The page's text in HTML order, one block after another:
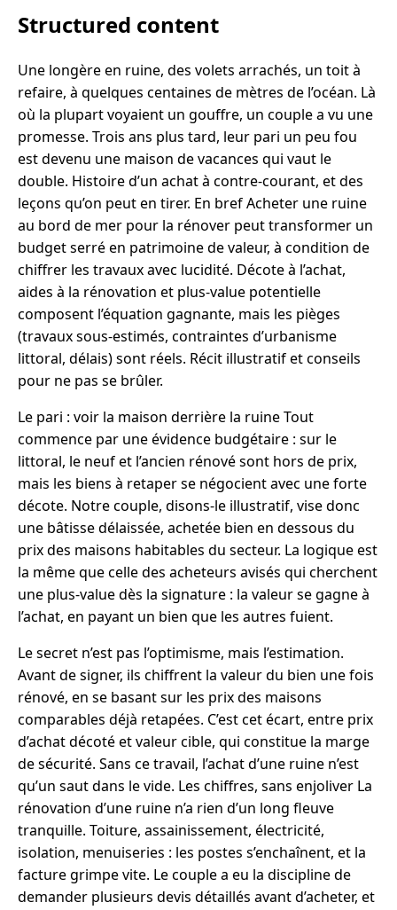
Structured content
Une longère en ruine, des volets arrachés, un toit à
refaire, à quelques centaines de mètres de l’océan. Là
où la plupart voyaient un gouffre, un couple a vu une
promesse. Trois ans plus tard, leur pari un peu fou
est devenu une maison de vacances qui vaut le
double. Histoire d’un achat à contre-courant, et des
leçons qu’on peut en tirer. En bref Acheter une ruine
au bord de mer pour la rénover peut transformer un
budget serré en patrimoine de valeur, à condition de
chiffrer les travaux avec lucidité. Décote à l’achat,
aides à la rénovation et plus-value potentielle
composent l’équation gagnante, mais les pièges
(travaux sous-estimés, contraintes d’urbanisme
littoral, délais) sont réels. Récit illustratif et conseils
pour ne pas se brûler.
Le pari : voir la maison derrière la ruine Tout
commence par une évidence budgétaire : sur le
littoral, le neuf et l’ancien rénové sont hors de prix,
mais les biens à retaper se négocient avec une forte
décote. Notre couple, disons-le illustratif, vise donc
une bâtisse délaissée, achetée bien en dessous du
prix des maisons habitables du secteur. La logique est
la même que celle des acheteurs avisés qui cherchent
une plus-value dès la signature : la valeur se gagne à
l’achat, en payant un bien que les autres fuient.
Le secret n’est pas l’optimisme, mais l’estimation.
Avant de signer, ils chiffrent la valeur du bien une fois
rénové, en se basant sur les prix des maisons
comparables déjà retapées. C’est cet écart, entre prix
d’achat décoté et valeur cible, qui constitue la marge
de sécurité. Sans ce travail, l’achat d’une ruine n’est
qu’un saut dans le vide. Les chiffres, sans enjoliver La
rénovation d’une ruine n’a rien d’un long fleuve
tranquille. Toiture, assainissement, électricité,
isolation, menuiseries : les postes s’enchaînent, et la
facture grimpe vite. Le couple a eu la discipline de
demander plusieurs devis détaillés avant d’acheter, et